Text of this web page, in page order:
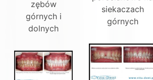
zębów
górnych i
dolnych
siekaczach
górnych